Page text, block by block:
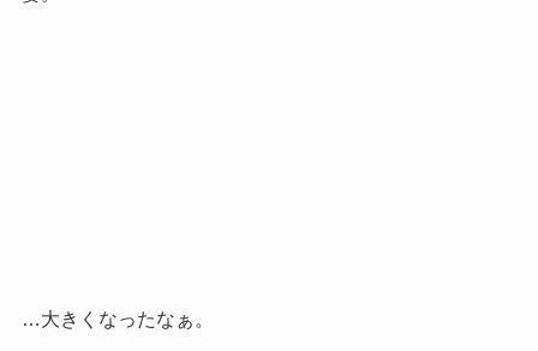
…大きくなったなぁ。